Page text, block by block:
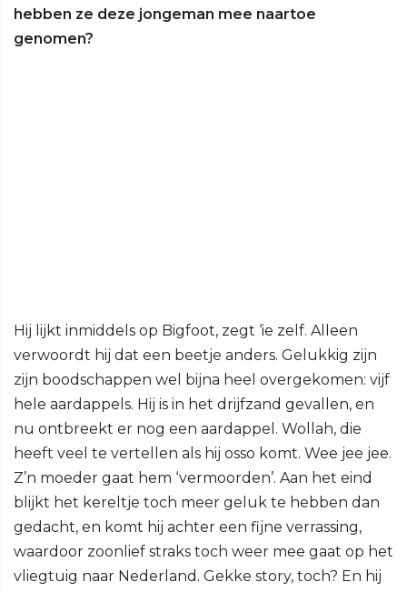
hebben ze deze jongeman mee naartoe
genomen?
Hij lijkt inmiddels op Bigfoot, zegt ‘ie zelf. Alleen
verwoordt hij dat een beetje anders. Gelukkig zijn
zijn boodschappen wel bijna heel overgekomen: vijf
hele aardappels. Hij is in het drijfzand gevallen, en
nu ontbreekt er nog een aardappel. Wollah, die
heeft veel te vertellen als hij osso komt. Wee jee jee.
Z’n moeder gaat hem ‘vermoorden’. Aan het eind
blijkt het kereltje toch meer geluk te hebben dan
gedacht, en komt hij achter een fijne verrassing,
waardoor zoonlief straks toch weer mee gaat op het
vliegtuig naar Nederland. Gekke story, toch? En hij